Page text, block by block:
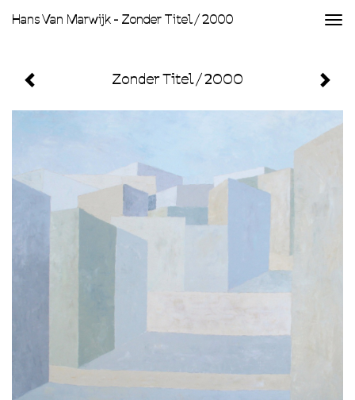
Hans Van Marwijk - Zonder Titel / 2000
Zonder Titel / 2000